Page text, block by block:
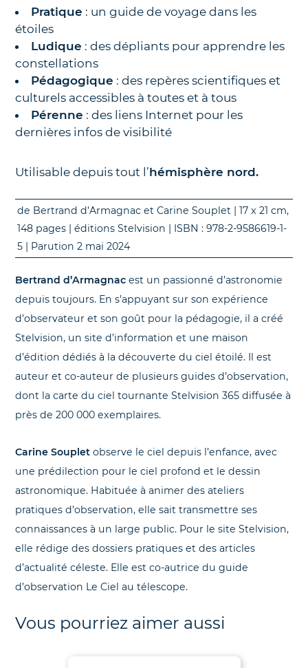
Pratique : un guide de voyage dans les
étoiles
Ludique : des dépliants pour apprendre les
constellations
Pédagogique : des repères scientifiques et
culturels accessibles à toutes et à tous
Pérenne : des liens Internet pour les
dernières infos de visibilité
Utilisable depuis tout l’hémisphère nord.
de Bertrand d’Armagnac et Carine Souplet | 17 x 21 cm,
148 pages | éditions Stelvision | ISBN : 978-2-9586619-1-
5 | Parution 2 mai 2024
Bertrand d’Armagnac est un passionné d’astronomie
depuis toujours. En s’appuyant sur son expérience
d’observateur et son goût pour la pédagogie, il a créé
Stelvision, un site d’information et une maison
d’édition dédiés à la découverte du ciel étoilé. Il est
auteur et co-auteur de plusieurs guides d’observation,
dont la carte du ciel tournante Stelvision 365 diffusée à
près de 200 000 exemplaires.
Carine Souplet observe le ciel depuis l’enfance, avec
une prédilection pour le ciel profond et le dessin
astronomique. Habituée à animer des ateliers
pratiques d’observation, elle sait transmettre ses
connaissances à un large public. Pour le site Stelvision,
elle rédige des dossiers pratiques et des articles
d’actualité céleste. Elle est co-autrice du guide
d’observation Le Ciel au télescope.
Vous pourriez aimer aussi